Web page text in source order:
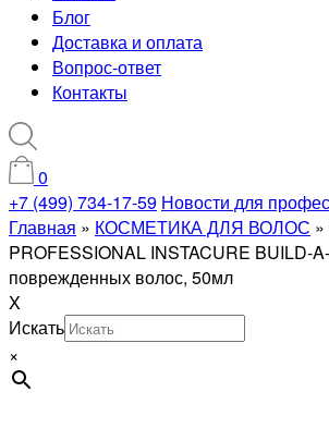
Блог
Доставка и оплата
Вопрос-ответ
Контакты
0
+7 (499) 734-17-59 Новости для
Главная » КОСМЕТИКА ДЛЯ ВОЛОС »
PROFESSIONAL INSTACURE BUILD-
поврежденных волос, 50мл
X
Искать
×